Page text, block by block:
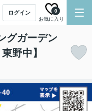
ログイン
お気に入り
0
グガーデン
野中】